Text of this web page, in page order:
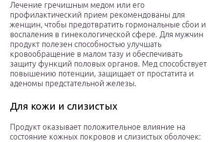
Лечение гречишным медом или его
профилактический прием рекомендованы для
женщин, чтобы предотвратить гормональные сбои и
воспаления в гинекологической сфере. Для мужчин
продукт полезен способностью улучшать
кровообращение в малом тазу и обеспечивать
защиту функций половых органов. Мед способствует
повышению потенции, защищает от простатита и
аденомы предстательной железы.
Для кожи и слизистых
Продукт оказывает положительное влияние на
состояние кожных покровов и слизистых оболочек: